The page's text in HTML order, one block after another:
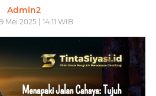
Admin2
Mei 2025 | 14:11 WIB